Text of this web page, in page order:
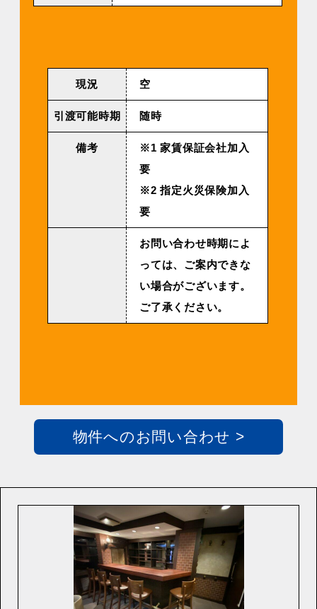
現況 空
引渡可能時期 随時
備考
※1 家賃保証会社加入
要
※2 指定火災保険加入
要
お問い合わせ時期によ
っては、ご案内できな
い場合がございます。
ご了承ください。
物件へのお問い合わせ >